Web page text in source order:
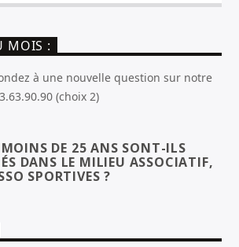
MOIS :
à une nouvelle question sur notre
(choix 2)
MOINS DE 25 ANS SONT-ILS
DANS LE MILIEU ASSOCIATIF,
SPORTIVES ?